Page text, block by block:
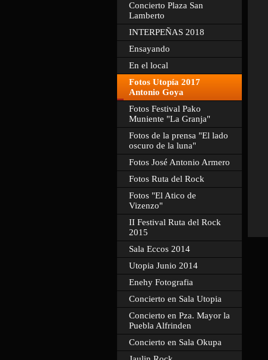
Concierto Plaza San
Lamberto
INTERPEÑAS 2018
Ensayando
En el local
Fotos Utopía 2017
Antonio Goya
Fotos Festival Pako
Muniente "La Granja"
Fotos de la prensa "El lado
oscuro de la luna"
Fotos José Antonio Armero
Fotos Ruta del Rock
Fotos "El Atico de
Vizenzo"
II Festival Ruta del Rock
2015
Sala Eccos 2014
Utopia Junio 2014
Enehy Fotografia
Concierto en Sala Utopia
Concierto en Pza. Mayor la
Puebla Alfrinden
Concierto en Sala Okupa